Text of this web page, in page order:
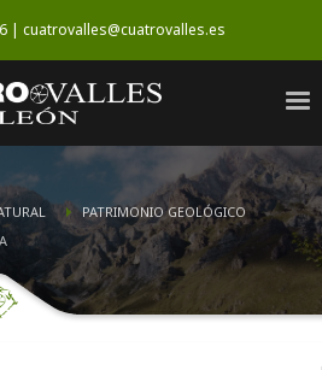
| cuatrovalles@cuatrovalles.es
PATRIMONIO GEOLÓGICO